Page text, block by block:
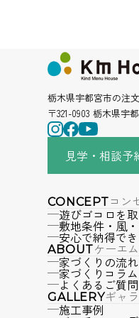
栃木県宇都宮市の注
〒321-0903 栃木県宇
見学・相談予
CONCEPTコン
遊びゴコロを
敷地条件・風
安心で納得で
ABOUTケーエ
家づくりの流れ
家づくりコラム
よくあるご質問
GALLERYギャ
施工事例